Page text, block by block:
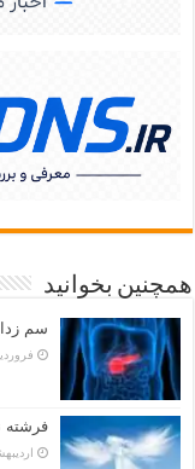
همچنین بخوانید
سم
فروردین
فرشته
اردیبهشت